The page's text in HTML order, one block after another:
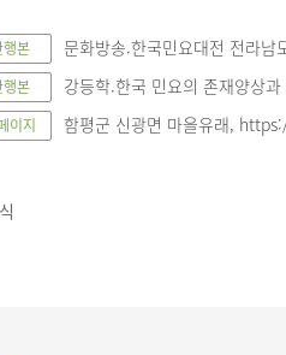
행본 문화방송.한국민요대전 전라남
행본 강등학.한국 민요의 존재양상
이지 함평군 신광면 마을유래,